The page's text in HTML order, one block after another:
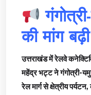
की मांग बढ़ी
उत्तराखंड में रेलवे
महेंद्र भट्ट ने गंगोत्री-
रेल मार्ग से क्षेत्रीय